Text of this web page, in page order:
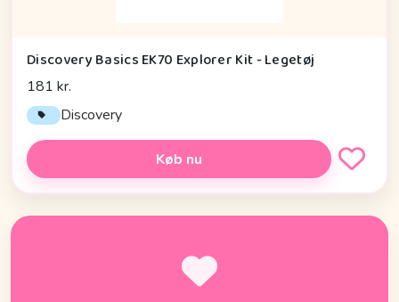
Discovery Basics EK70 Explorer Kit - Legetøj
181 kr.
Discovery
Køb nu